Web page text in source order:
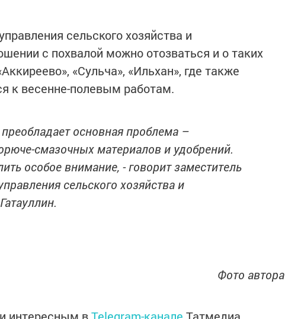
сельского хозяйства и
с похвалой можно отозваться и о таких
«Сульча», «Ильхан», где также
к весенне-полевым работам.
основная проблема –
смазочных материалов и удобрений.
особое внимание, - говорит заместитель
сельского хозяйства и
Фото автора